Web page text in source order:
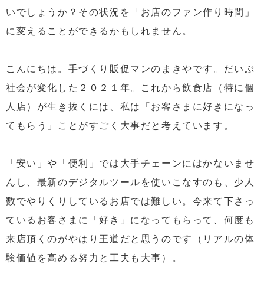
いでしょうか？その状況を「お店のファン作り時間」
に変えることができるかもしれません。
こんにちは。手づくり販促マンのまきやです。だいぶ
社会が変化した２０２１年。これから飲食店（特に個
人店）が生き抜くには、私は「お客さまに好きになっ
てもらう」ことがすごく大事だと考えています。
「安い」や「便利」では大手チェーンにはかないませ
んし、最新のデジタルツールを使いこなすのも、少人
数でやりくりしているお店では難しい。今来て下さっ
ているお客さまに「好き」になってもらって、何度も
来店頂くのがやはり王道だと思うのです（リアルの体
験価値を高める努力と工夫も大事）。